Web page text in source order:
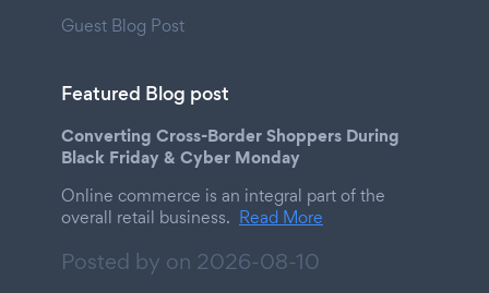
Guest Blog Post
Featured Blog post
Converting Cross-Border Shoppers During
Black Friday & Cyber Monday
Online commerce is an integral part of the
overall retail business. Read More
Posted by on 2026-08-10